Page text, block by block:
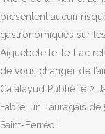
présentent aucun
gastronomiques sur
Aiguebelette-le-Lac
de vous changer de
Calatayud Publié le 2
Fabre, un Lauragais
Saint-Ferréol.